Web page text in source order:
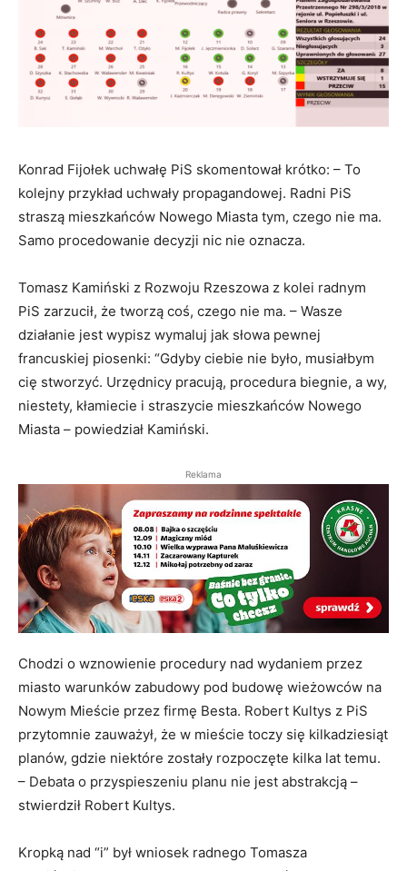
Konrad Fijołek uchwałę PiS skomentował krótko: – To
kolejny przykład uchwały propagandowej. Radni PiS
straszą mieszkańców Nowego Miasta tym, czego nie ma.
Samo procedowanie decyzji nic nie oznacza.
Tomasz Kamiński z Rozwoju Rzeszowa z kolei radnym
PiS zarzucił, że tworzą coś, czego nie ma. – Wasze
działanie jest wypisz wymaluj jak słowa pewnej
francuskiej piosenki: “Gdyby ciebie nie było, musiałbym
cię stworzyć. Urzędnicy pracują, procedura biegnie, a wy,
niestety, kłamiecie i straszycie mieszkańców Nowego
Miasta – powiedział Kamiński.
Reklama
Chodzi o wznowienie procedury nad wydaniem przez
miasto warunków zabudowy pod budowę wieżowców na
Nowym Mieście przez firmę Besta. Robert Kultys z PiS
przytomnie zauważył, że w mieście toczy się kilkadziesiąt
planów, gdzie niektóre zostały rozpoczęte kilka lat temu.
– Debata o przyspieszeniu planu nie jest abstrakcją –
stwierdził Robert Kultys.
Kropką nad “i” był wniosek radnego Tomasza